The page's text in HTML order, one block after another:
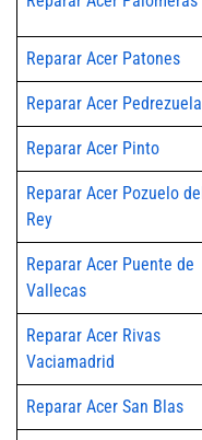
Reparar Acer Patones
Reparar Acer Pedrezuela
Reparar Acer Pinto
Reparar Acer Pozuelo del
Rey
Reparar Acer Puente de
Vallecas
Reparar Acer Rivas
Vaciamadrid
Reparar Acer San Blas